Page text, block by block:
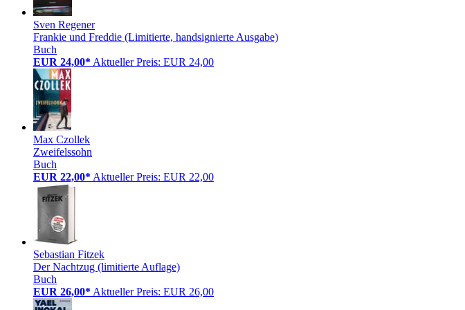
Sven Regener
Frankie und Freddie (Limitierte, handsignierte Ausgabe)
Buch
EUR 24,00* Aktueller Preis: EUR 24,00
Max Czollek
Zweifelssohn
Buch
EUR 22,00* Aktueller Preis: EUR 22,00
Sebastian Fitzek
Der Nachtzug (limitierte Auflage)
Buch
EUR 26,00* Aktueller Preis: EUR 26,00